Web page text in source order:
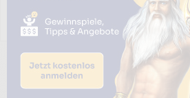
Das dargestellte Bild wurde von einem
übernimmt keinerlei Haftung für den Inhalt
jedoch bei Verstößen nach §2(3)